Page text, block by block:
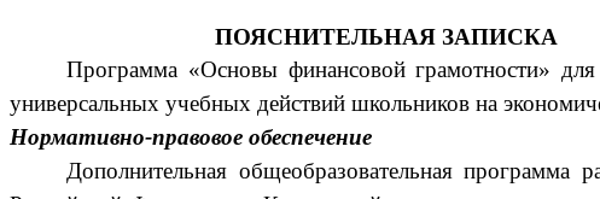
ПОЯСНИТЕЛЬНАЯ ЗАПИСКА
Программа «Основы финансовой грамотности»
универсальных учебных действий школьников на
Нормативно-правовое обеспечение
Дополнительная общеобразовательнаяпрограмма